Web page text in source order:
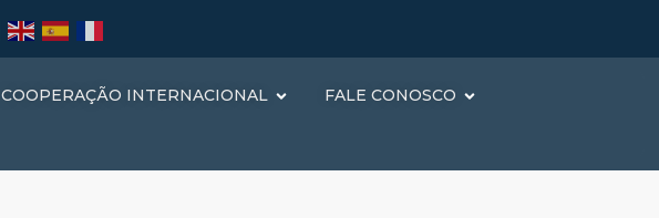
COOPERAÇÃO INTERNACIONAL FALE CONOSCO